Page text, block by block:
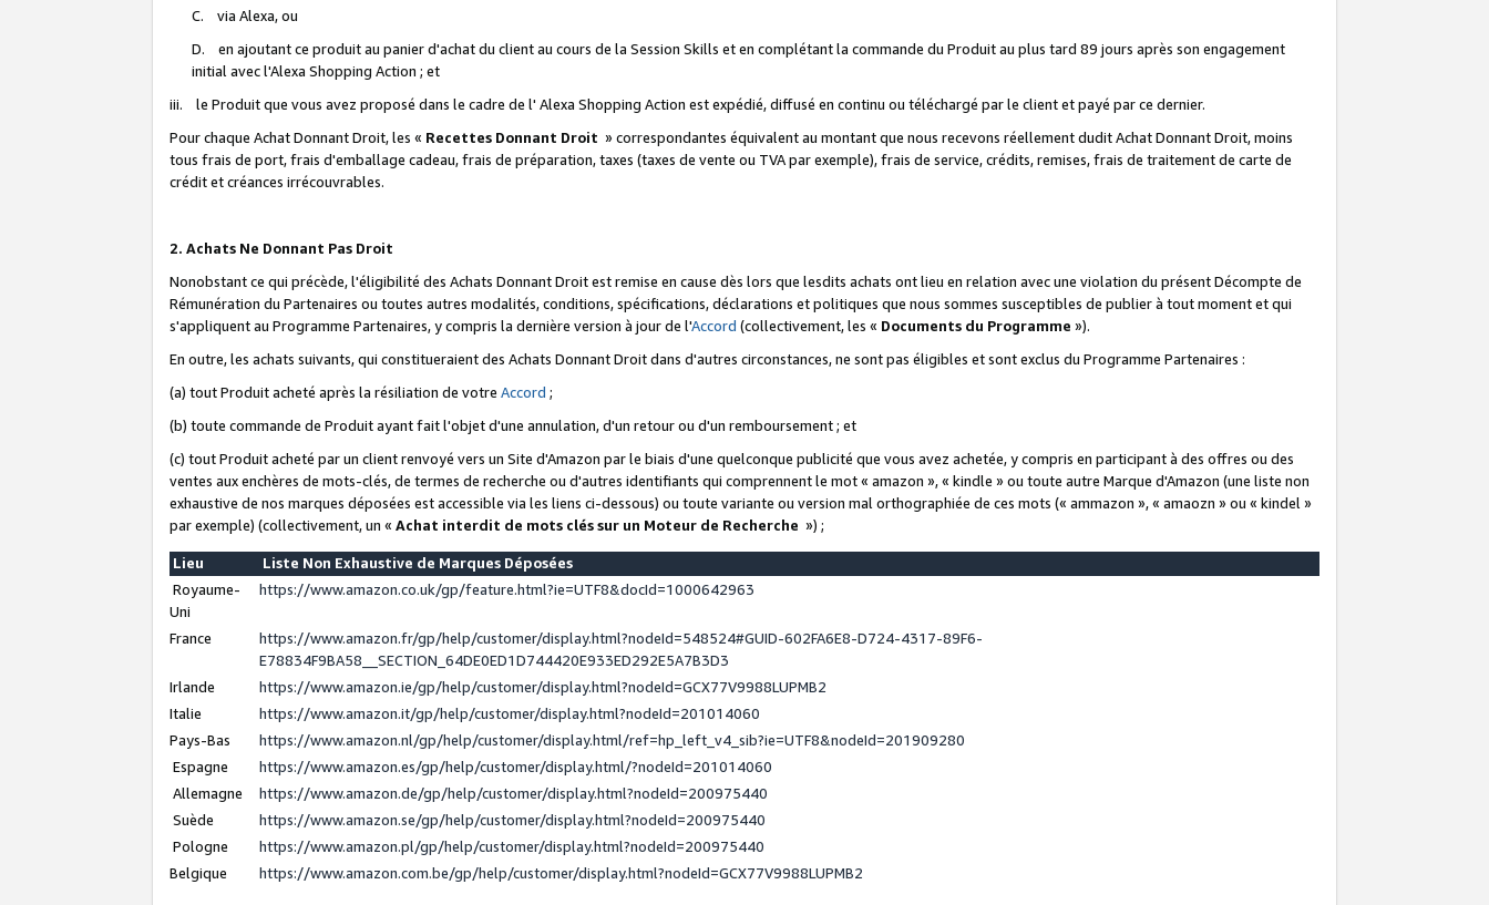
C. via Alexa, ou
D. en ajoutant ce produit au panier d'achat du client au cours de la Session Skills et en complétant la commande du Produit au plus tard 89 jours après son engagement
initial avec l'Alexa Shopping Action ; et
iii. le Produit que vous avez proposé dans le cadre de l' Alexa Shopping Action est expédié, diffusé en continu ou téléchargé par le client et payé par ce dernier.
Pour chaque Achat Donnant Droit, les « Recettes Donnant Droit » correspondantes équivalent au montant que nous recevons réellement dudit Achat Donnant Droit, moins
tous frais de port, frais d'emballage cadeau, frais de préparation, taxes (taxes de vente ou TVA par exemple), frais de service, crédits, remises, frais de traitement de carte de
crédit et créances irrécouvrables.
2. Achats Ne Donnant Pas Droit
Nonobstant ce qui précède, l'éligibilité des Achats Donnant Droit est remise en cause dès lors que lesdits achats ont lieu en relation avec une violation du présent Décompte de
Rémunération du Partenaires ou toutes autres modalités, conditions, spécifications, déclarations et politiques que nous sommes susceptibles de publier à tout moment et qui
s'appliquent au Programme Partenaires, y compris la dernière version à jour de l'Accord (collectivement, les « Documents du Programme »).
En outre, les achats suivants, qui constitueraient des Achats Donnant Droit dans d'autres circonstances, ne sont pas éligibles et sont exclus du Programme Partenaires :
(a) tout Produit acheté après la résiliation de votre Accord ;
(b) toute commande de Produit ayant fait l'objet d'une annulation, d'un retour ou d'un remboursement ; et
(c) tout Produit acheté par un client renvoyé vers un Site d'Amazon par le biais d'une quelconque publicité que vous avez achetée, y compris en participant à des offres ou des
ventes aux enchères de mots-clés, de termes de recherche ou d'autres identifiants qui comprennent le mot « amazon », « kindle » ou toute autre Marque d'Amazon (une liste non
exhaustive de nos marques déposées est accessible via les liens ci-dessous) ou toute variante ou version mal orthographiée de ces mots (« ammazon », « amaozn » ou « kindel »
par exemple) (collectivement, un « Achat interdit de mots clés sur un Moteur de Recherche ») ;
Lieu
Liste Non Exhaustive de Marques Déposées
Royaume-
Uni
https://www.amazon.co.uk/gp/feature.html?ie=UTF8&docId=1000642963
France
https://www.amazon.fr/gp/help/customer/display.html?nodeId=548524#GUID-602FA6E8-D724-4317-89F6-
E78834F9BA58__SECTION_64DE0ED1D744420E933ED292E5A7B3D3
Irlande
https://www.amazon.ie/gp/help/customer/display.html?nodeId=GCX77V9988LUPMB2
Italie
https://www.amazon.it/gp/help/customer/display.html?nodeId=201014060
Pays-Bas
https://www.amazon.nl/gp/help/customer/display.html/ref=hp_left_v4_sib?ie=UTF8&nodeId=201909280
Espagne
https://www.amazon.es/gp/help/customer/display.html/?nodeId=201014060
Allemagne
https://www.amazon.de/gp/help/customer/display.html?nodeId=200975440
Suède
https://www.amazon.se/gp/help/customer/display.html?nodeId=200975440
Pologne
https://www.amazon.pl/gp/help/customer/display.html?nodeId=200975440
Belgique
https://www.amazon.com.be/gp/help/customer/display.html?nodeId=GCX77V9988LUPMB2